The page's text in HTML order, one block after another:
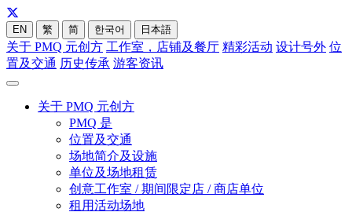
EN 繁 简 한국어 日本語
关于 PMQ 元创方 工作室，店铺及餐厅 精彩活动 设计号外 位
置及交通 历史传承 游客资讯
关于 PMQ 元创方
PMQ 是
位置及交通
场地简介及设施
单位及场地租赁
创意工作室 / 期间限定店 / 商店单位
租用活动场地